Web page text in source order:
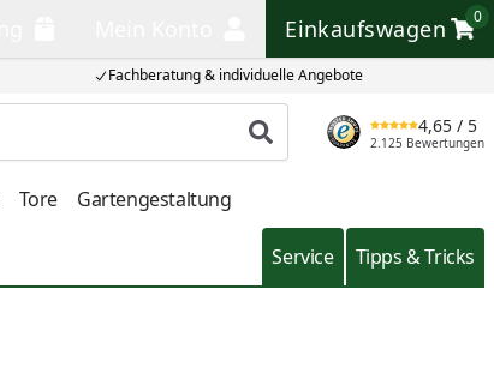
Fachberatung & individuelle Angebote
Einkaufswagen
0
Einkaufswagen
Produkt suchen
4,65 / 5
2.125 Bewertungen
Tore Gartengestaltung
Service Tipps & Tricks